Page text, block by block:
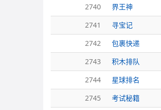
2740 界王神
2741 寻宝记
2742 包裹快递
2743 积木排队
2744 星球排名
2745 考试秘籍